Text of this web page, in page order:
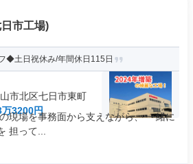
市工場)
◆土日祝休み/年間休日115日
市北区七日市東町
万3200円
現場を事務面から支えながら、 一緒に
担って...